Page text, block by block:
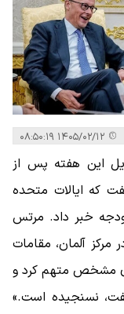
این هفته پس از
که ایالات متحده
خبر داد. مرتس
مرکز آلمان، مقامات
مشخص متهم کرد و
نسنجیده است.»